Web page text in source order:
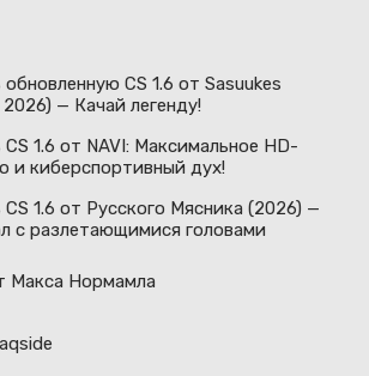
CS 1.6 от Sasuukes
— Качай легенду!
CS 1.6 от NAVI: Максимальное HD-
и киберспортивный дух!
CS 1.6 от Русского Мясника (2026) —
с разлетающимися головами
Макса Нормамла